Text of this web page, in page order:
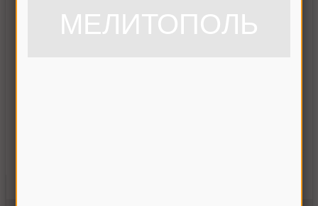
МЕЛИТОПОЛЬ